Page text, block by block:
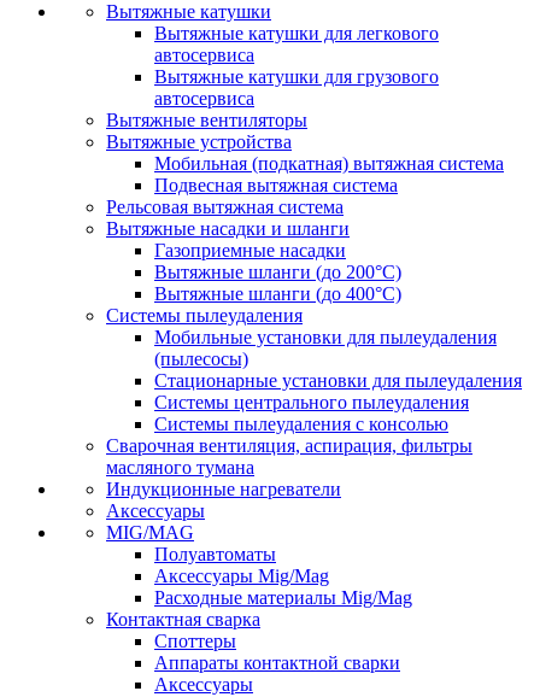
Вытяжные катушки
Вытяжные катушки для легкового
автосервиса
Вытяжные катушки для грузового
автосервиса
Вытяжные вентиляторы
Вытяжные устройства
Мобильная (подкатная) вытяжная система
Подвесная вытяжная система
Рельсовая вытяжная система
Вытяжные насадки и шланги
Газоприемные насадки
Вытяжные шланги (до 200°C)
Вытяжные шланги (до 400°C)
Системы пылеудаления
Мобильные установки для пылеудаления
(пылесосы)
Стационарные установки для пылеудаления
Системы центрального пылеудаления
Системы пылеудаления с консолью
Сварочная вентиляция, аспирация, фильтры
масляного тумана
Индукционные нагреватели
Аксессуары
MIG/MAG
Полуавтоматы
Аксессуары Mig/Mag
Расходные материалы Mig/Mag
Контактная сварка
Споттеры
Аппараты контактной сварки
Аксессуары